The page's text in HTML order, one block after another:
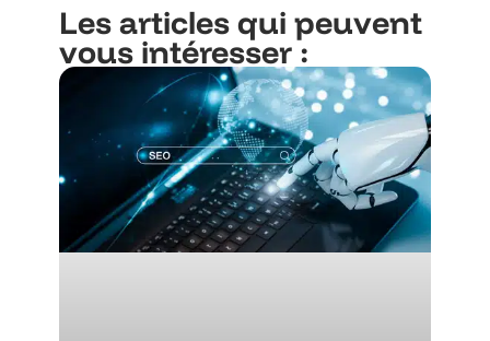
Les articles qui peuvent
vous intéresser :